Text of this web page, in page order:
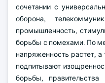
сочетании с
оборона,
промышленность,
борьбы с помехами. По
напряженность растет, а
подпитывают
борьбы,